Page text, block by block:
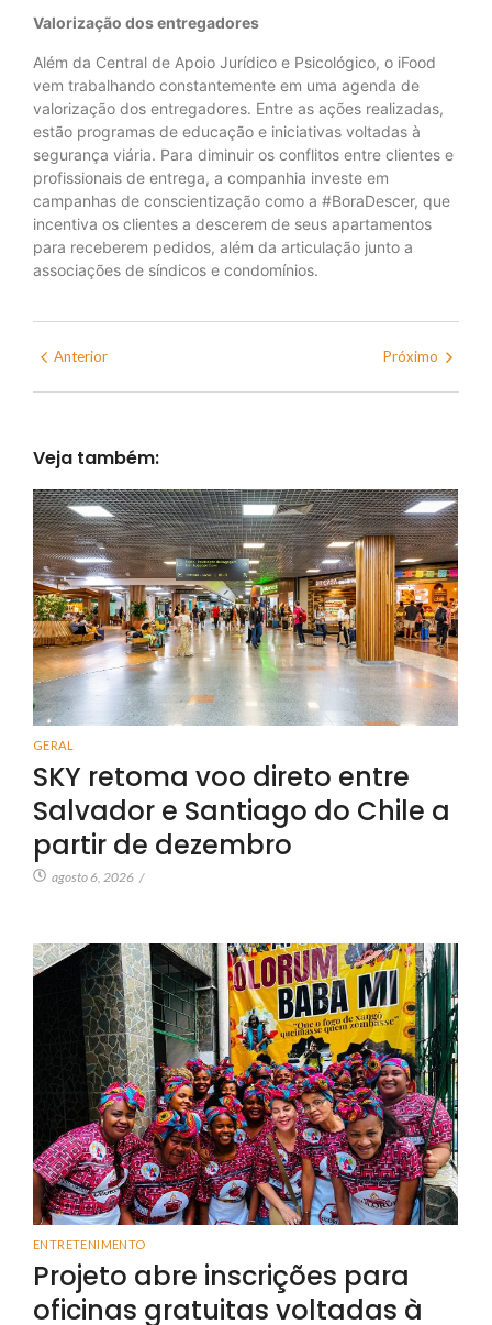
Valorização dos entregadores
Além da Central de Apoio Jurídico e Psicológico, o iFood
vem trabalhando constantemente em uma agenda de
valorização dos entregadores. Entre as ações realizadas,
estão programas de educação e iniciativas voltadas à
segurança viária. Para diminuir os conflitos entre clientes e
profissionais de entrega, a companhia investe em
campanhas de conscientização como a #BoraDescer, que
incentiva os clientes a descerem de seus apartamentos
para receberem pedidos, além da articulação junto a
associações de síndicos e condomínios.
Anterior Próximo
Veja também:
GERAL
SKY retoma voo direto entre
Salvador e Santiago do Chile a
partir de dezembro
agosto 6, 2026 /
ENTRETENIMENTO
Projeto abre inscrições para
oficinas gratuitas voltadas à